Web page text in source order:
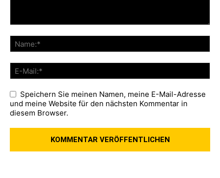
Speichern Sie meinen Namen, meine E-Mail-Adresse
und meine Website für den nächsten Kommentar in
diesem Browser.